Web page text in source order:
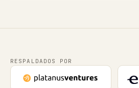
RESPALDADOS POR